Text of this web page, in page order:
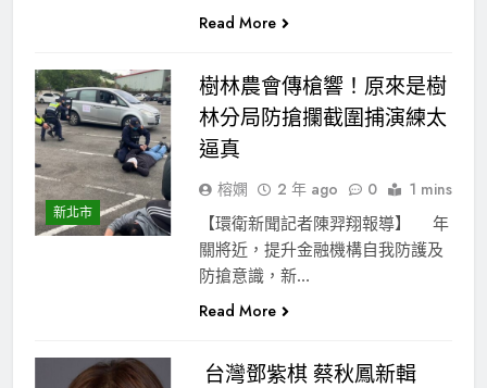
Read More
新北市
樹林農會傳槍響！原來是樹
林分局防搶攔截圍捕演練太
逼真
榕嫻 2 年 ago 0 1 mins
【環衛新聞記者陳羿翔報導】 年
關將近，提升金融機構自我防護及
防搶意識，新…
Read More
台灣鄧紫棋 蔡秋鳳新輯